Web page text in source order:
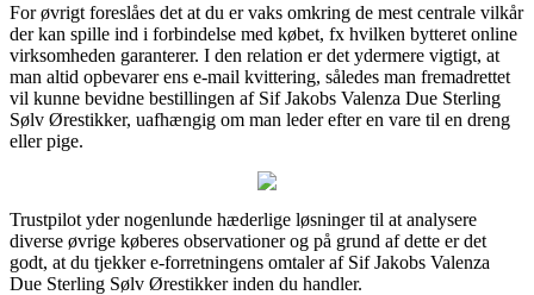
For øvrigt foreslåes det at du er vaks omkring de mest centrale vilkår
der kan spille ind i forbindelse med købet, fx hvilken bytteret online
virksomheden garanterer. I den relation er det ydermere vigtigt, at
man altid opbevarer ens e-mail kvittering, således man fremadrettet
vil kunne bevidne bestillingen af Sif Jakobs Valenza Due Sterling
Sølv Ørestikker, uafhængig om man leder efter en vare til en dreng
eller pige.
Trustpilot yder nogenlunde hæderlige løsninger til at analysere
diverse øvrige køberes observationer og på grund af dette er det
godt, at du tjekker e-forretningens omtaler af Sif Jakobs Valenza
Due Sterling Sølv Ørestikker inden du handler.